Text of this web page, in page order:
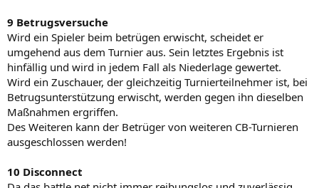
9 Betrugsversuche
Wird ein Spieler beim betrügen erwischt, scheidet er
umgehend aus dem Turnier aus. Sein letztes Ergebnis ist
hinfällig und wird in jedem Fall als Niederlage gewertet.
Wird ein Zuschauer, der gleichzeitig Turnierteilnehmer ist, bei
Betrugsunterstützung erwischt, werden gegen ihn dieselben
Maßnahmen ergriffen.
Des Weiteren kann der Betrüger von weiteren CB-Turnieren
ausgeschlossen werden!
10 Disconnect